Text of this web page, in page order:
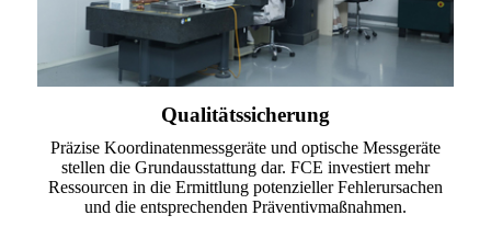
Qualitätssicherung
Präzise Koordinatenmessgeräte und optische Messgeräte
stellen die Grundausstattung dar. FCE investiert mehr
Ressourcen in die Ermittlung potenzieller Fehlerursachen
und die entsprechenden Präventivmaßnahmen.